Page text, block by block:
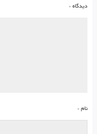
دیدگاه *
نام *